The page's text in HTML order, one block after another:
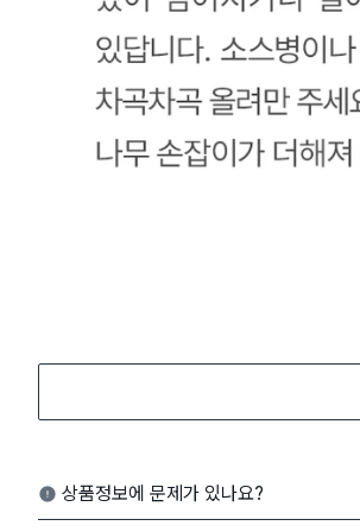
상품정보에 문제가 있나요?